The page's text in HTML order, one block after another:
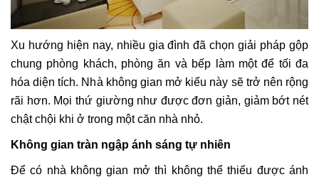
Xu hướng hiện nay, nhiều gia đình đã chọn giải pháp gộp
chung phòng khách, phòng ăn và bếp làm một để tối đa
hóa diện tích. Nhà không gian mở kiểu này sẽ trở nên rộng
rãi hơn. Mọi thứ giường như được đơn giản, giảm bớt nét
chật chội khi ở trong một căn nhà nhỏ.
Không gian tràn ngập ánh sáng tự nhiên
Để có nhà không gian mở thì không thể thiếu được ánh